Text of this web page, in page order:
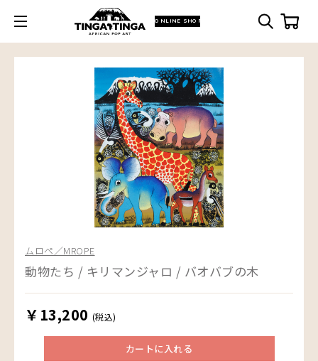
ONLINE SHOP
ムロペ／MROPE
動物たち / キリマンジャロ / バオバブの木
￥13,200 (税込)
カートに入れる